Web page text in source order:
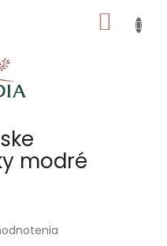
KOŠÍK
modré